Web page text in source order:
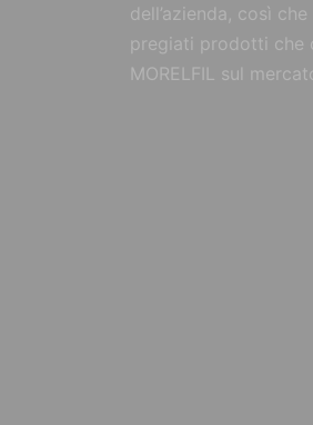
dell’azienda, così
pregiati prodotti che
MORELFIL sul